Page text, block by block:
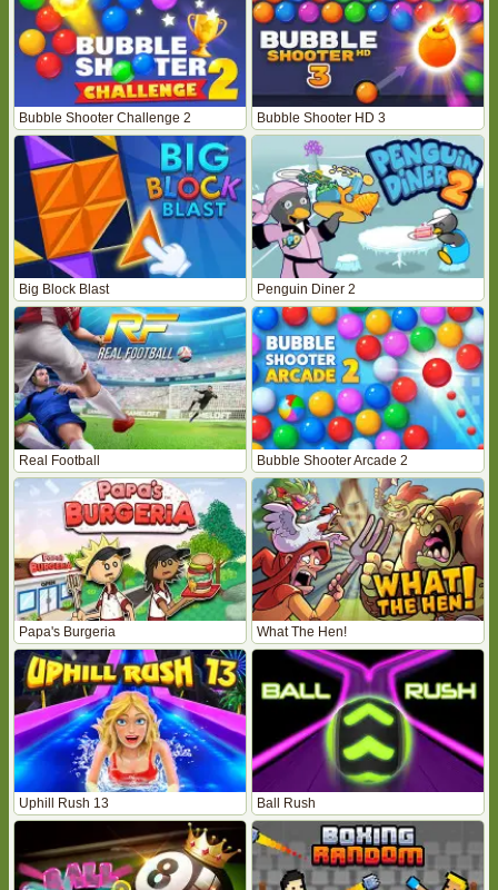
Bubble Shooter Challenge 2 Bubble Shooter HD 3
Big Block Blast Penguin Diner 2
Real Football Bubble Shooter Arcade 2
Papa's Burgeria What The Hen!
Uphill Rush 13 Ball Rush